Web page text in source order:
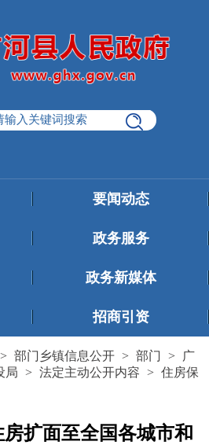
要闻动态
政务服务
政务新媒体
招商引资
> 部门乡镇信息公开 > 部门 >
广
局 > 法定主动公开内容 > 住房保
扩面至全国各城市和